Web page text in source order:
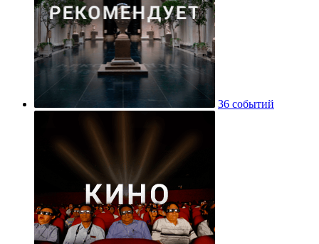
36 событий